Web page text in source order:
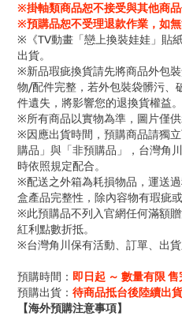
※掛軸類商品恕不接受與其他商品
※預購品恕不受理退款作業，如
※《TV動畫「戀上換裝娃娃」貼
出貨。
※新品瑕疵換貨請先將商品外包
物/配件完整，若外包裝袋髒污、
件遺失，將影響您的退換貨權益。
※所有商品以實物為準，圖片僅供
※因應出貨時間，預購商品請獨
購品」與「非預購品」，台灣角
時依照規定配合。
※配送之外箱為耗損物品，運送
盒產品完整性，除內容物有瑕疵
※此預購品不列入官網任何滿額
紅利點數折抵。
※台灣角川保有活動、訂單、出貨
預購時間： 即日起 ～ 數量有限 售
預購出貨： 待商品抵台後陸續出貨
【海外預購注意事項】